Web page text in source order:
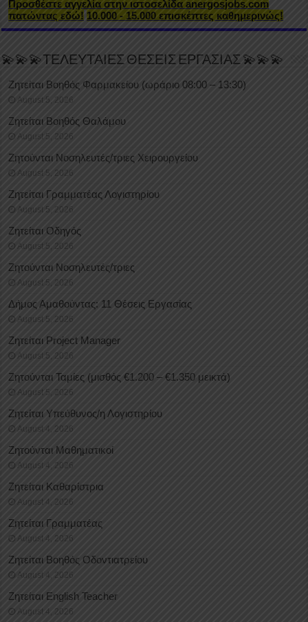
Προσθέστε αγγελία στην ιστοσελίδα anergosjobs.com
πατώντας εδώ! 10.000 - 15.000 επισκέπτες καθημερινώς!
💫💫💫ΤΕΛΕΥΤΑΙΕΣ ΘΕΣΕΙΣ ΕΡΓΑΣΙΑΣ 💫💫💫
Ζητείται Βοηθός Φαρμακείου (ωράριο 08:00 – 13:30)
August 5, 2026
Ζητείται Βοηθός Θαλάμου
August 5, 2026
Ζητούνται Νοσηλευτές/τριες Χειρουργείου
August 5, 2026
Ζητείται Γραμματέας Λογιστηρίου
August 5, 2026
Ζητείται Οδηγός
August 5, 2026
Ζητούνται Νοσηλευτές/τριες
August 5, 2026
Δήμος Αμαθούντας: 11 Θέσεις Εργασίας
August 5, 2026
Ζητείται Project Manager
August 5, 2026
Ζητούνται Ταμίες (μισθός €1.200 – €1.350 μεικτά)
August 5, 2026
Ζητείται Υπεύθυνος/η Λογιστηρίου
August 4, 2026
Ζητούνται Μαθηματικοί
August 4, 2026
Ζητείται Καθαρίστρια
August 4, 2026
Ζητείται Γραμματέας
August 4, 2026
Ζητείται Βοηθός Οδοντιατρείου
August 4, 2026
Ζητείται English Teacher
August 4, 2026